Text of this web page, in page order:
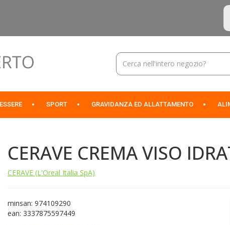
Cerca
Prodotto
SPORT GRAVIDANZA ED ALLATTAMENTO
CERAVE CREMA VISO
CERAVE (L'Oreal Italia SpA)
minsan: 974109290
ean: 3337875597449